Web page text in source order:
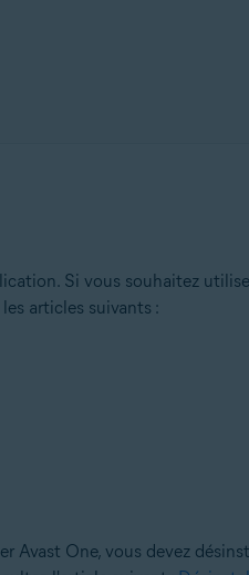
Si vous souhaitez
articles suivants :
Avast One, vous devez